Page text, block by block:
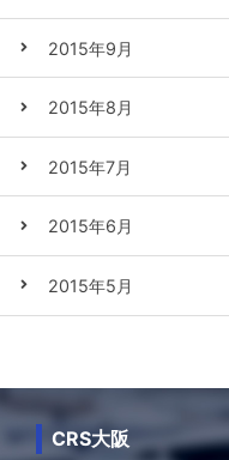
2015年9月
2015年8月
2015年7月
2015年6月
2015年5月
CRS大阪